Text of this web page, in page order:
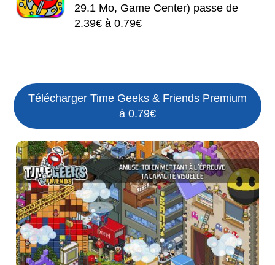
29.1 Mo, Game Center) passe de
2.39€ à 0.79€
Télécharger Time Geeks & Friends Premium
à 0.79€